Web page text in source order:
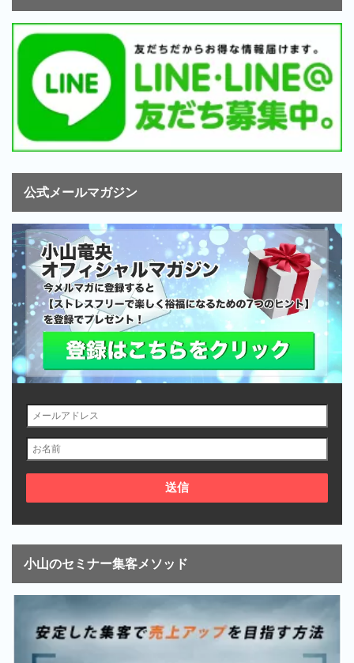
公式メールマガジン
小山のセミナー集客メソッド